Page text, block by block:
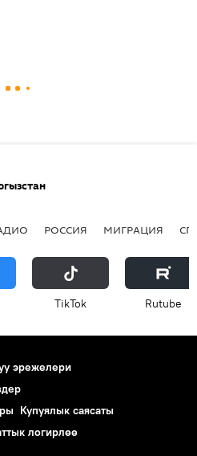
РОССИЯ МИГРАЦИЯ
ТikТоk Rutube
эрежелери
Купуялык саясаты
логирлөө